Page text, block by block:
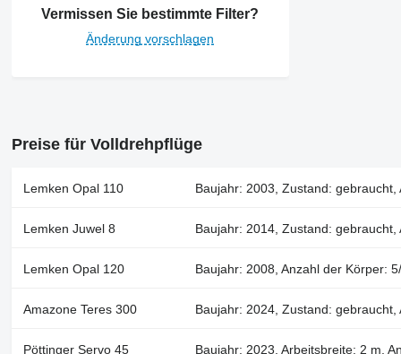
Vermissen Sie bestimmte Filter?
Änderung vorschlagen
Preise für Volldrehpflüge
Lemken Opal 110 Baujahr: 2003, Zustand:
Lemken Juwel 8 Baujahr: 2014, Zustand:
Lemken Opal 120 Baujahr: 2008, Anzahl der Körper:
Amazone Teres 300 Baujahr: 2024, Zustand:
Pöttinger Servo 45 Baujahr: 2023, Arbeitsbreite: 2 m,